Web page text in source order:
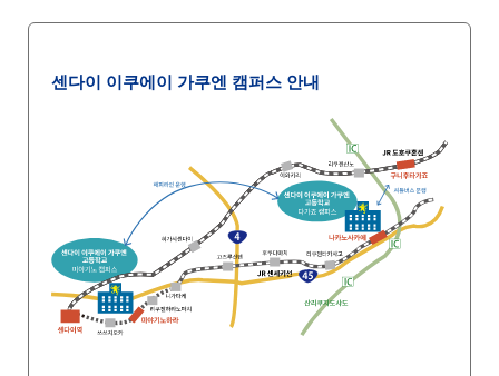
센다이 이쿠에이 가쿠엔 캠퍼스 안내